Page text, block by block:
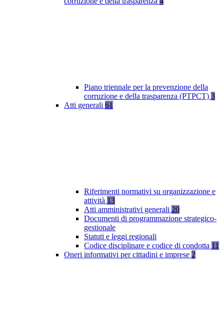
Piano triennale per la prevenzione della
corruzione e della trasparenza (PTPCT) 3
Atti generali 61
Riferimenti normativi su organizzazione e
attività 13
Atti amministrativi generali 20
Documenti di programmazione strategico-
gestionale
Statuti e leggi regionali
Codice disciplinare e codice di condotta 11
Oneri informativi per cittadini e imprese 2